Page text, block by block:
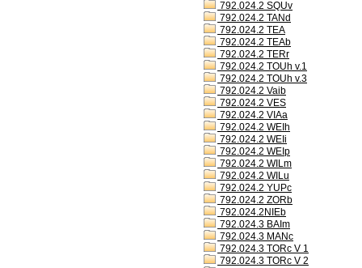
792.024.2 SQUv
792.024.2 TANd
792.024.2 TEA
792.024.2 TEAb
792.024.2 TERr
792.024.2 TOUh v.1
792.024.2 TOUh v.3
792.024.2 Vaib
792.024.2 VES
792.024.2 VIAa
792.024.2 WEIh
792.024.2 WEIi
792.024.2 WEIp
792.024.2 WILm
792.024.2 WILu
792.024.2 YUPc
792.024.2 ZORb
792.024.2NIEb
792.024.3 BAIm
792.024.3 MANc
792.024.3 TORc V 1
792.024.3 TORc V 2